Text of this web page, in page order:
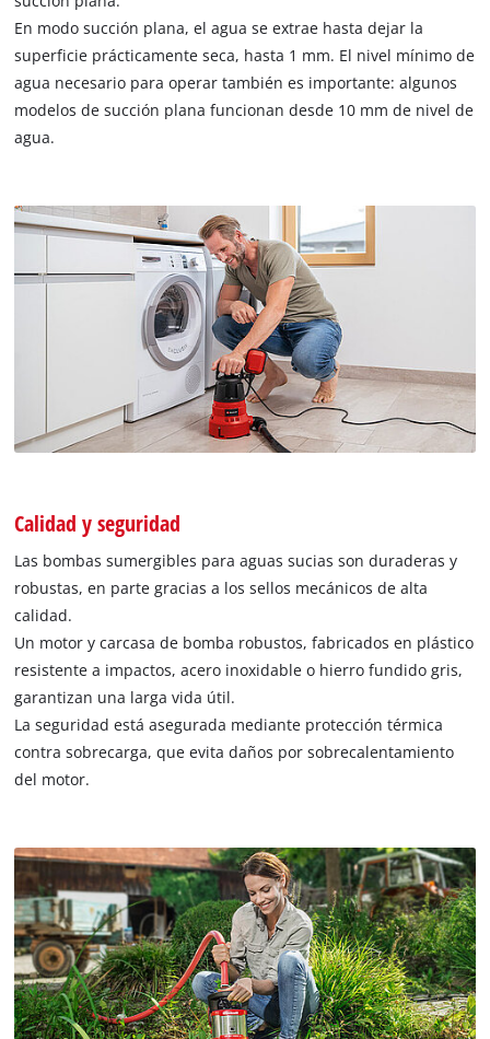
En modo succión plana, el agua se extrae hasta dejar la
superficie prácticamente seca, hasta 1 mm. El nivel mínimo de
agua necesario para operar también es importante: algunos
modelos de succión plana funcionan desde 10 mm de nivel de
agua.
Calidad y seguridad
Las bombas sumergibles para aguas sucias son duraderas y
robustas, en parte gracias a los sellos mecánicos de alta
calidad.
Un motor y carcasa de bomba robustos, fabricados en plástico
resistente a impactos, acero inoxidable o hierro fundido gris,
garantizan una larga vida útil.
La seguridad está asegurada mediante protección térmica
contra sobrecarga, que evita daños por sobrecalentamiento
del motor.